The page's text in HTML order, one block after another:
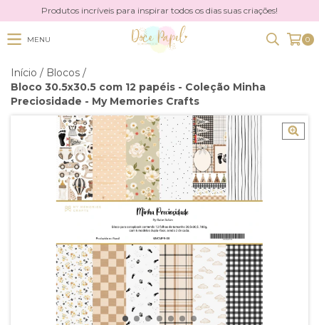
Produtos incríveis para inspirar todos os dias suas criações!
MENU 0
Início / Blocos /
Bloco 30.5x30.5 com 12 papéis - Coleção Minha
Preciosidade - My Memories Crafts